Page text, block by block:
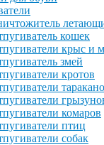
кошек
крыс и
змей
кротов
комаров
птиц
собак